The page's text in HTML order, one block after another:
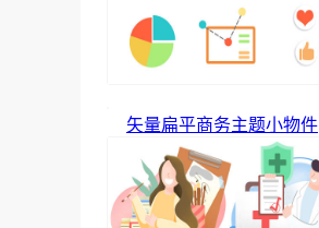
矢量扁平商务主题小物件